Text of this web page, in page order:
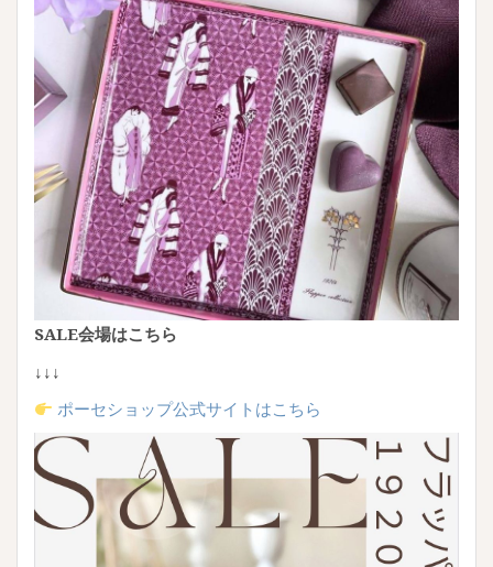
SALE会場はこちら
↓↓↓
ポーセショップ公式サイトはこちら